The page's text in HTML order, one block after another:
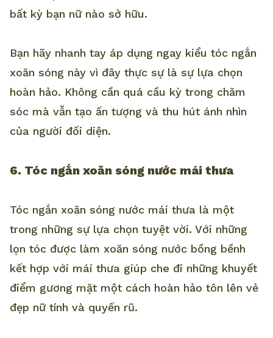
bất kỳ bạn nữ nào sở hữu.
Bạn hãy nhanh tay áp dụng ngay kiểu tóc ngắn
xoăn sóng này vì đây thực sự là sự lựa chọn
hoàn hảo. Không cần quá cầu kỳ trong chăm
sóc mà vẫn tạo ấn tượng và thu hút ánh nhìn
của người đối diện.
6. Tóc ngắn xoăn sóng nước mái thưa
Tóc ngắn xoăn sóng nước mái thưa là một
trong những sự lựa chọn tuyệt vời. Với những
lọn tóc được làm xoăn sóng nước bồng bềnh
kết hợp với mái thưa giúp che đi những khuyết
điểm gương mặt một cách hoàn hảo tôn lên vẻ
đẹp nữ tính và quyến rũ.